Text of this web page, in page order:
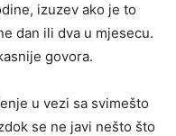
izuzev ako je to
dan ili dva u mjesecu.
govora.
u vezi sa svimešto
se ne javi nešto što